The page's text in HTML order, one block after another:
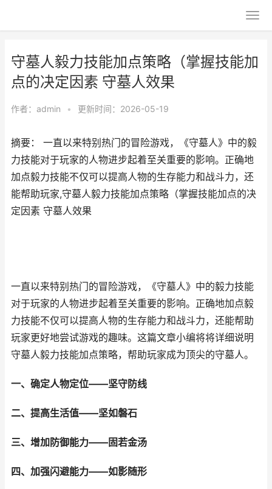
守墓人毅力技能加点策略（掌握技能加
点的决定因素 守墓人效果
作者： admin • 更新时间：2026-05-19
摘要： 一直以来特别热门的冒险游戏，《守墓人》中的毅
力技能对于玩家的人物进步起着至关重要的影响。正确地
加点毅力技能不仅可以提高人物的生存能力和战斗力，还
能帮助玩家,守墓人毅力技能加点策略（掌握技能加点的决
定因素 守墓人效果
一直以来特别热门的冒险游戏，《守墓人》中的毅力技能
对于玩家的人物进步起着至关重要的影响。正确地加点毅
力技能不仅可以提高人物的生存能力和战斗力，还能帮助
玩家更好地尝试游戏的趣味。这篇文章小编将将详细说明
守墓人毅力技能加点策略，帮助玩家成为顶尖的守墓人。
一、确定人物定位——坚守防线
二、提高生活值——坚如磐石
三、增加防御能力——固若金汤
四、加强闪避能力——如影随形